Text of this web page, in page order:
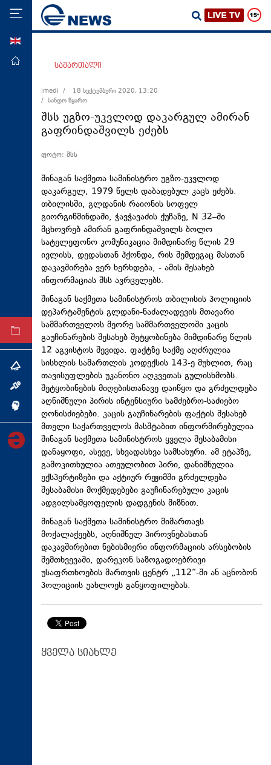
მთავარი
ეკონომიკა
მსოფლიო
სამართალი
თავდაცვა
რეგიონი
კულტურა
ტექნოლოგიები
ტაბლოიდი
თემა
ინტერვიუ
ინქვიზიცია
სამართალი
imedi /
18 სექტემბერი 2020, 13:20
/ სანდო წყარო
შსს უგზო-უკვლოდ დაკარგულ ამირან
გაფრინდაშვილს ეძებს
ფოტო: შსს
შინაგან საქმეთა სამინისტრო უგზო-უკვლოდ
დაკარგულ, 1979 წელს დაბადებულ კაცს ეძებს.
თბილისში, გლდანის რაიონის სოფელ
გიორგიწმინდაში, ჭავჭავაძის ქუჩაზე, N 32–ში
მცხოვრებ ამირან გაფრინდაშვილს ბოლო
სატელეფონო კომუნიკაცია მიმდინარე წლის 29
ივლისს, დედასთან ჰქონდა, რის შემდეგაც მასთან
დაკავშირება ვერ ხერხდება, - ამის შესახებ
ინფორმაციას შსს ავრცელებს.
შინაგან საქმეთა სამინისტროს თბილისის პოლიციის
დეპარტამენტის გლდანი-ნაძალადევის მთავარი
სამმართველოს მეორე სამმართველოში კაცის
გაუჩინარების შესახებ შეტყობინება მიმდინარე წლის
12 აგვისტოს შევიდა. ფაქტზე საქმე აღძრულია
სისხლის სამართლის კოდექსის 143-ე მუხლით, რაც
თავისუფლების უკანონო აღკვეთას გულისხმობს.
შეტყობინების მიღებისთანავე დაიწყო და გრძელდება
აღნიშნული პირის ინტენსიური სამძებრო-საძიებო
ღონისძიებები. კაცის გაუჩინარების ფაქტის შესახებ
მთელი საქართველოს მასშტაბით ინფორმირებულია
შინაგან საქმეთა სამინისტროს ყველა შესაბამისი
დანაყოფი, ასევე, სხვადასხვა სამსახური. ამ ეტაპზე,
გამოკითხულია ათეულობით პირი, დანიშნულია
ექსპერტიზები და აქტიურ რეჟიმში გრძელდება
შესაბამისი მოქმედებები გაუჩინარებული კაცის
ადგილსამყოფელის დადგენის მიზნით.
შინაგან საქმეთა სამინისტრო მიმართავს
მოქალაქეებს, აღნიშნულ პიროვნებასთან
დაკავშირებით ნებისმიერი ინფორმაციის არსებობის
შემთხვევაში, დარეკონ საზოგადოებრივი
უსაფრთხოების მართვის ცენტრ „112“-ში ან აცნობონ
პოლიციის უახლოეს განყოფილებას.
ყველა სიახლე